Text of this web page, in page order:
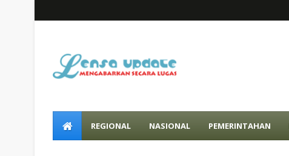
REGIONAL NASIONAL PEMERINTAHAN